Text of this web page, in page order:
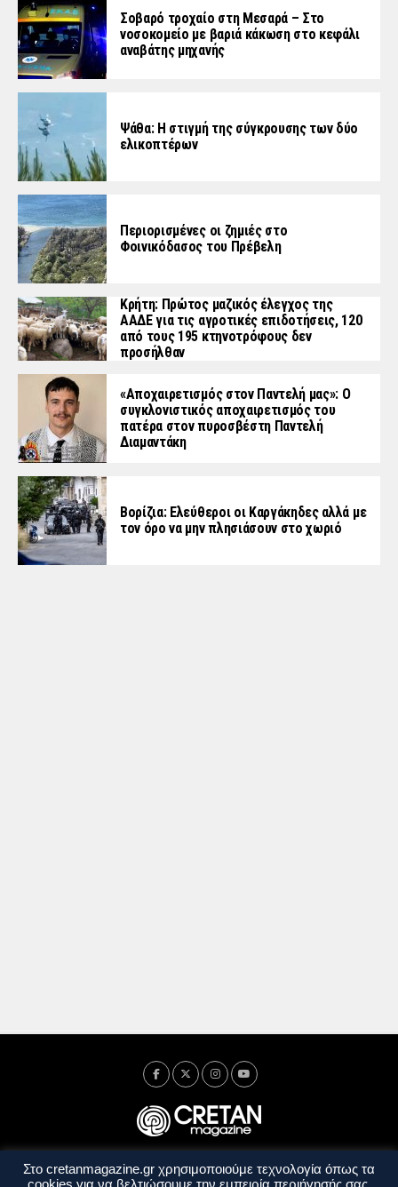
Σοβαρό τροχαίο στη Μεσαρά – Στο
νοσοκομείο με βαριά κάκωση στο κεφάλι
αναβάτης μηχανής
Ψάθα: Η στιγμή της σύγκρουσης των δύο
ελικοπτέρων
Περιορισμένες οι ζημιές στο
Φοινικόδασος του Πρέβελη
Κρήτη: Πρώτος μαζικός έλεγχος της
ΑΑΔΕ για τις αγροτικές επιδοτήσεις, 120
από τους 195 κτηνοτρόφους δεν
προσήλθαν
«Aποχαιρετισμός στον Παντελή μας»: Ο
συγκλονιστικός αποχαιρετισμός του
πατέρα στον πυροσβέστη Παντελή
Διαμαντάκη
Βορίζια: Ελεύθεροι οι Καργάκηδες αλλά με
τον όρο να μην πλησιάσουν στο χωριό
Ταυτότητα Πολιτική Απορρήτου
Όροι Χρήσης
Στο cretanmagazine.gr χρησιμοποιούμε τεχνολογία όπως τα
cookies για να βελτιώσουμε την εμπειρία περιήγησής σας.